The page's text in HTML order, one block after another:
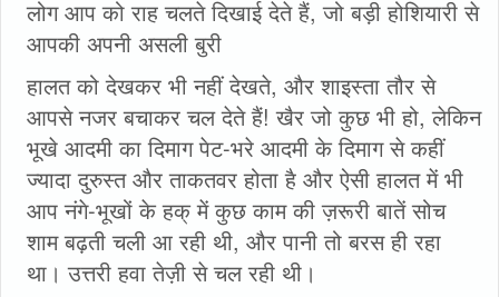
लोग आप को राह चलते दिखाई देते हैं, जो बड़ी होशियारी से
आपकी अपनी असली बुरी
हालत को देखकर भी नहीं देखते, और शाइस्ता तौर से
आपसे नजर बचाकर चल देते हैं! खैर जो कुछ भी हो, लेकिन
भूखे आदमी का दिमाग पेट-भरे आदमी के दिमाग से कहीं
ज्यादा दुरुस्त और ताकतवर होता है और ऐसी हालत में भी
आप नंगे-भूखों के हक्‌ में कुछ काम की ज़रूरी बातें सोच
शाम बढ़ती चली आ रही थी, और पानी तो बरस ही रहा
था। उत्तरी हवा तेज़ी से चल रही थी।